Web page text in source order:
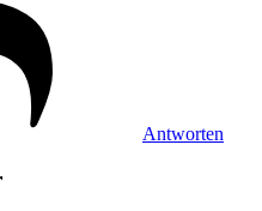
Antworten